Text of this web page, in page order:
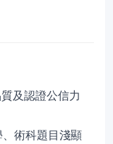
及認證公信力
術科題目淺顯